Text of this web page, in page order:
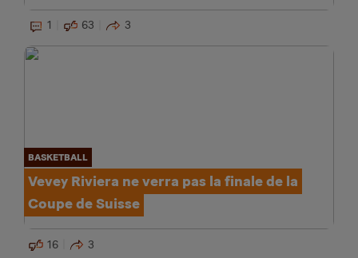
1 63 3
BASKETBALL
Vevey Riviera ne verra pas la finale de la
Coupe de Suisse
16 3